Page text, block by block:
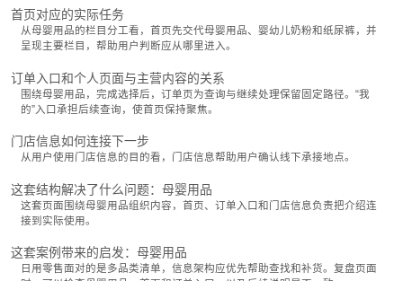
首页对应的实际任务
从母婴用品的栏目分工看，首页先交代母婴用品、婴幼儿奶粉和纸尿裤，并
呈现主要栏目，帮助用户判断应从哪里进入。
订单入口和个人页面与主营内容的关系
围绕母婴用品，完成选择后，订单页为查询与继续处理保留固定路径。“我
的”入口承担后续查询，使首页保持聚焦。
门店信息如何连接下一步
从用户使用门店信息的目的看，门店信息帮助用户确认线下承接地点。
这套结构解决了什么问题：母婴用品
这套页面围绕母婴用品组织内容，首页、订单入口和门店信息负责把介绍连
接到实际使用。
这套案例带来的启发：母婴用品
日用零售面对的是多品类清单，信息架构应优先帮助查找和补货。复盘页面